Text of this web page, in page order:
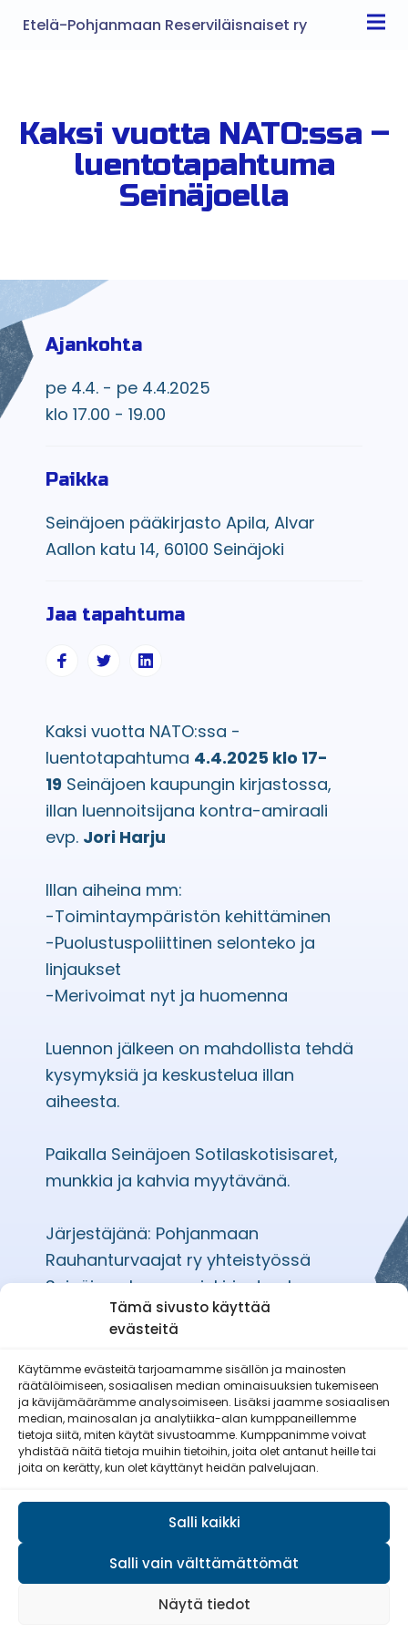
Tämä sivusto käyttää
evästeitä
Käytämme evästeitä tarjoamamme sisällön ja mainosten
räätälöimiseen, sosiaalisen median ominaisuuksien tukemiseen
ja kävijämäärämme analysoimiseen. Lisäksi jaamme sosiaalisen
median, mainosalan ja analytiikka-alan kumppaneillemme
tietoja siitä, miten käytät sivustoamme. Kumppanimme voivat
yhdistää näitä tietoja muihin tietoihin, joita olet antanut heille tai
joita on kerätty, kun olet käyttänyt heidän palvelujaan.
Salli kaikki
Salli vain välttämättömät
Näytä tiedot
Etelä-Pohjanmaan Reserviläisnaiset ry
Kaksi vuotta NATO:ssa –
luentotapahtuma
Seinäjoella
Ajankohta
pe 4.4. - pe 4.4.2025
klo 17.00 - 19.00
Paikka
Seinäjoen pääkirjasto Apila, Alvar
Aallon katu 14, 60100 Seinäjoki
Jaa tapahtuma
Kaksi vuotta NATO:ssa -
luentotapahtuma 4.4.2025 klo 17-
19 Seinäjoen kaupungin kirjastossa,
illan luennoitsijana kontra-amiraali
evp. Jori Harju
Illan aiheina mm:
-Toimintaympäristön kehittäminen
-Puolustuspoliittinen selonteko ja
linjaukset
-Merivoimat nyt ja huomenna
Luennon jälkeen on mahdollista tehdä
kysymyksiä ja keskustelua illan
aiheesta.
Paikalla Seinäjoen Sotilaskotisisaret,
munkkia ja kahvia myytävänä.
Järjestäjänä: Pohjanmaan
Rauhanturvaajat ry yhteistyössä
Seinäjoen kaupunginkirjaston kanssa.
Etelä-Pohjanmaan Reserviläisnaiset
ry